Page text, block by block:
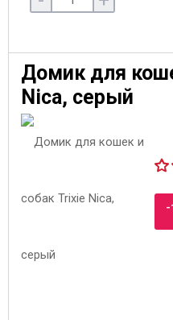
Домик для
Nica, серый
-